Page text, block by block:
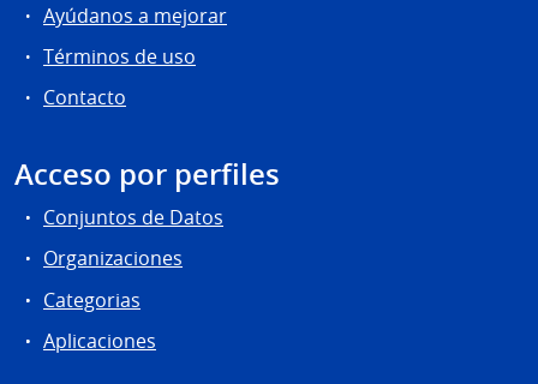
Ayúdanos a mejorar
Términos de uso
Contacto
Acceso por perfiles
Conjuntos de Datos
Organizaciones
Categorias
Aplicaciones